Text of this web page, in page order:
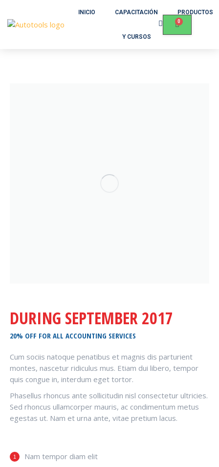
INICIO CAPACITACIÓN
Y CURSOS
PRODUCTOS
DURING SEPTEMBER 2017
20% OFF FOR ALL ACCOUNTING SERVICES
Cum sociis natoque penatibus et magnis dis parturient
montes, nascetur ridiculus mus. Etiam dui libero, tempor
quis congue in, interdum eget tortor.
Phasellus rhoncus ante sollicitudin nisl consectetur ultricies.
Sed rhoncus ullamcorper mauris, ac condimentum metus
egestas ut. Nam et urna ante, vitae pretium lacus.
Nam tempor diam elit